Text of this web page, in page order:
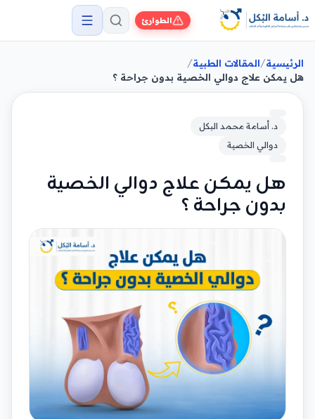
الطوارئ
الرئيسية/المقالات الطبية/
هل يمكن علاج دوالي الخصية بدون جراحة ؟
د. أسامة محمد البكل
دوالي الخصية
هل يمكن علاج دوالي الخصية
بدون جراحة ؟